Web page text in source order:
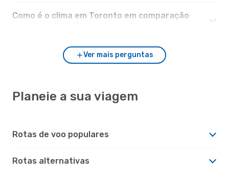
Como é o clima em Toronto em comparação
Ver mais perguntas
Planeie a sua viagem
Rotas de voo populares
Rotas alternativas